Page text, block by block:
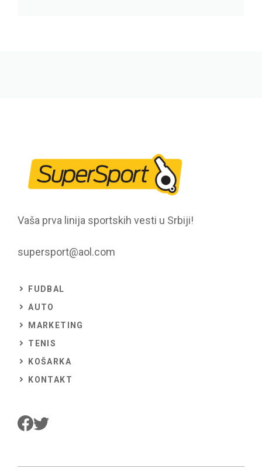
Vaša prva linija sportskih vesti u Srbiji!
supersport@aol.com
FUDBAL
AUTO
MARKETING
TENIS
KOŠARKA
KONTAKT